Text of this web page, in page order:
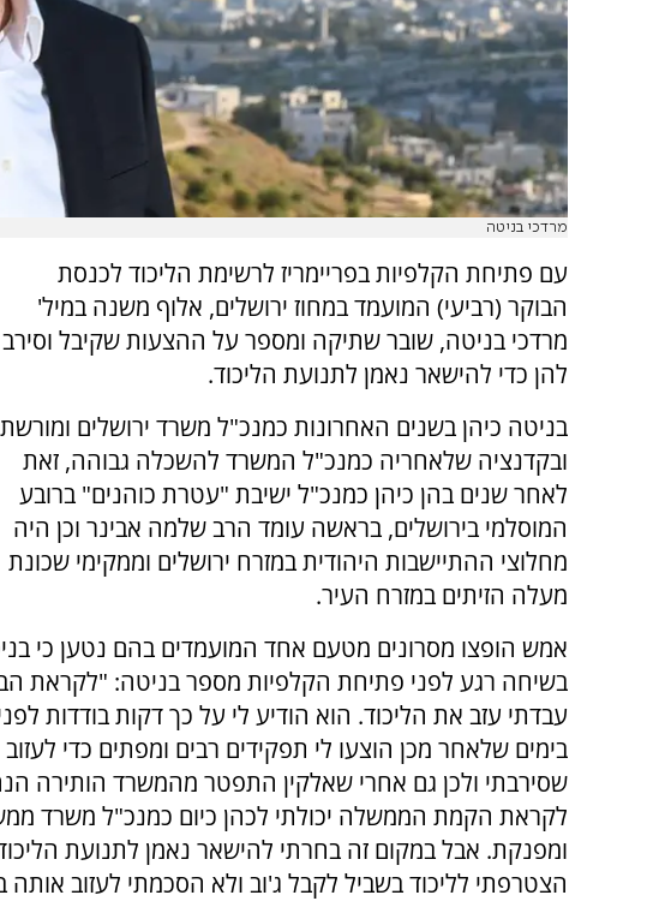
מרדכי בניטה
עם פתיחת הקלפיות בפריימריז לרשימת הליכוד לכנסת
הבוקר (רביעי) המועמד במחוז ירושלים, אלוף משנה במיל'
מרדכי בניטה, שובר שתיקה ומספר על ההצעות שקיבל וסירב
להן כדי להישאר נאמן לתנועת הליכוד.
בניטה כיהן בשנים האחרונות כמנכ"ל משרד ירושלים ומורשת
ובקדנציה שלאחריה כמנכ"ל המשרד להשכלה גבוהה, זאת
לאחר שנים בהן כיהן כמנכ"ל ישיבת "עטרת כוהנים" ברובע
המוסלמי בירושלים, בראשה עומד הרב שלמה אבינר וכן היה
מחלוצי ההתיישבות היהודית במזרח ירושלים וממקימי שכונת
מעלה הזיתים במזרח העיר.
אמש הופצו מסרונים מטעם אחד המועמדים בהם נטען כי
בשיחה רגע לפני פתיחת הקלפיות מספר בניטה: "לקראת
עבדתי עזב את הליכוד. הוא הודיע לי על כך דקות בודדות
בימים שלאחר מכן הוצעו לי תפקידים רבים ומפתים כדי
שסירבתי ולכן גם אחרי שאלקין התפטר מהמשרד הותירה
לקראת הקמת הממשלה יכולתי לכהן כיום כמנכ"ל משרד
הצטרפתי לליכוד בשביל לקבל ג'וב ולא הסכמתי לעזוב